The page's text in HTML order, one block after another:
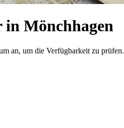
in Mönchhagen
an, um die Verfügbarkeit zu prüfen.